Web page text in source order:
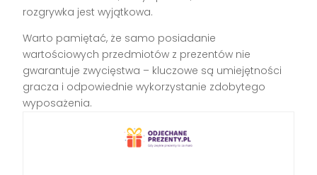
rozgrywka jest wyjątkowa.
Warto pamiętać, że samo posiadanie
wartościowych przedmiotów z prezentów nie
gwarantuje zwycięstwa – kluczowe są umiejętności
gracza i odpowiednie wykorzystanie zdobytego
wyposażenia.